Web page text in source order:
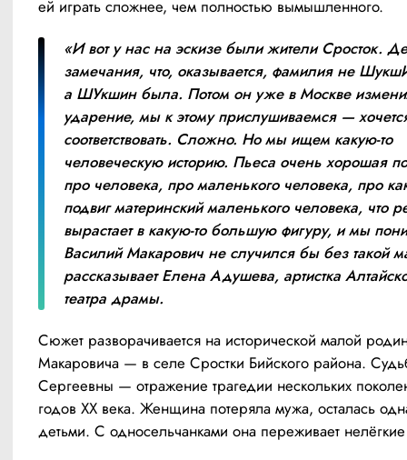
ей играть сложнее, чем полностью вымышленного.
«И вот у нас на эскизе были жители Сросток.
замечания, что, оказывается, фамилия не
а ШУкшин была. Потом он уже в Москве
ударение, мы к этому прислушиваемся —
соответствовать. Сложно. Но мы ищем какую-то
человеческую историю. Пьеса очень хорошая
про человека, про маленького человека, про
подвиг материнский маленького человека, что
вырастает в какую-то большую фигуру, и мы
Василий Макарович не случился бы без такой
рассказывает Елена Адушева, артистка
театра драмы.
Сюжет разворачивается на исторической малой
Макаровича — в селе Сростки Бийского района.
Сергеевны — отражение трагедии нескольких
годов ХХ века. Женщина потеряла мужа, осталась
детьми. С односельчанками она переживает